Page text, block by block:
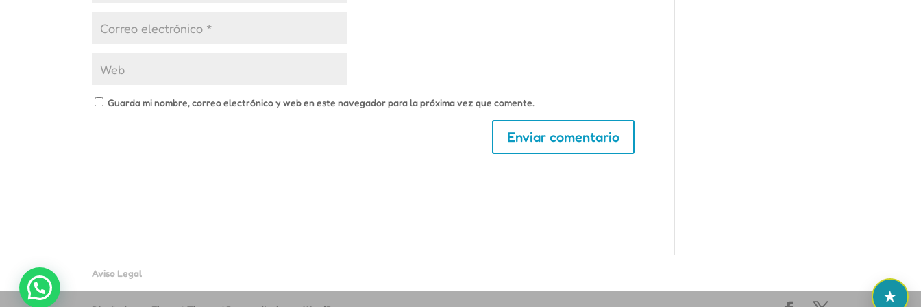
Guarda mi nombre, correo electrónico y web en este navegador para la próxima vez que comente.
Aviso Legal